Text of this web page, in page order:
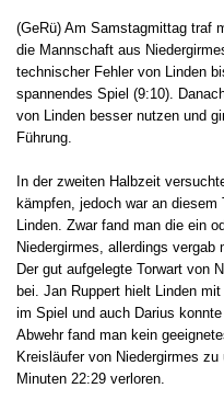
(GeRü) Am Samstagmittag traf
die Mannschaft aus
technischer Fehler von Linden
spannendes Spiel (9:10).
von Linden besser nutzen und
Führung.
In der zweiten Halbzeit
kämpfen, jedoch war an
Linden. Zwar fand man die ein
Niedergirmes, allerdings vergab
Der gut aufgelegte Torwart von
bei. Jan Ruppert hielt Linden
im Spiel und auch Darius
Abwehr fand man kein
Kreisläufer von Niedergirmes
Minuten 22:29 verloren.